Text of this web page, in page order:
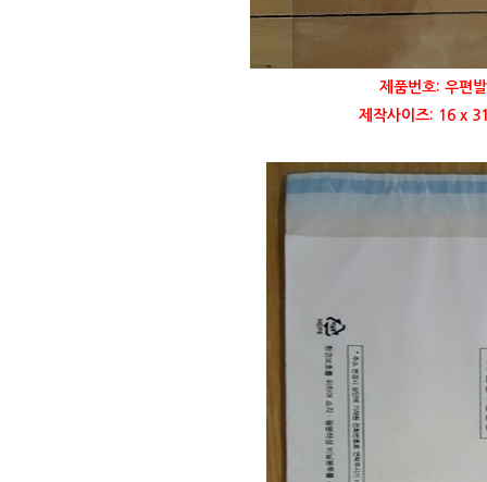
제품번호: 우편
제작사이즈: 16 x